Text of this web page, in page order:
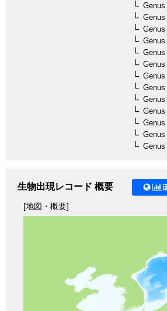
Genus
Genus
Genus
Genus
Genus
Genus
Genus
Genus
Genus
Genus
Genus
Genus
Genus
生物出現レコード 概要
[地図・概要]